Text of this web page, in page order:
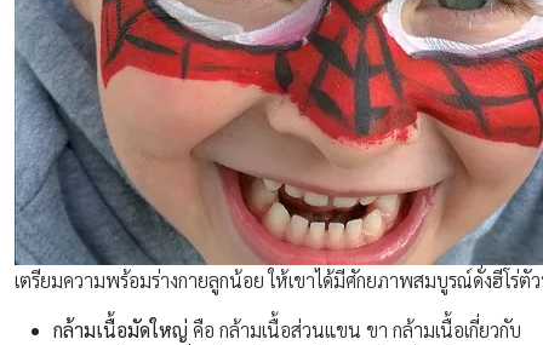
เตรียมความพร้อมร่างกายลูกน้อย ให้เขาได้มีศักยภาพสมบูรณ์ดั่งฮีโร่ตั
กล้ามเนื้อมัดใหญ่ คือ กล้ามเนื้อส่วนแขน ขา กล้ามเนื้อเกี่ยวกับ